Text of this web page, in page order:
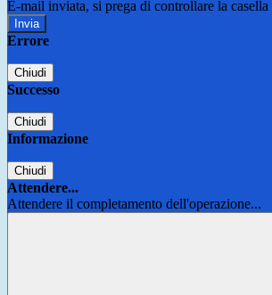
E-mail inviata, si prega di controllare la
Errore
Chiudi
Successo
Chiudi
Informazione
Chiudi
Attendere...
Attendere il completamento dell'operazione...